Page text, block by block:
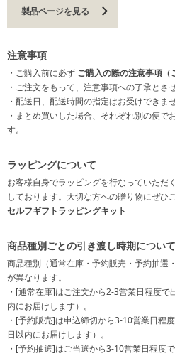
製品ページを見る
注意事項
・ご購入前に必ず ご購入の際の注意事項（
・ご注文をもって、注意事項への了承とさ
・配送日、配送時間の指定はお受けできませ
・まとめ買いした場合、それぞれ別の便で
す。
ラッピングについて
お客様自身でラッピングを行なっていただ
しております。大切な方への贈り物にぜひ
セルフギフトラッピングキット
商品種別ごとの引き渡し時期について
商品種別（通常在庫・予約販売・予約抽選
が異なります。
・[通常在庫]はご注文から2-3営業日程度
内にお届けします）。
・[予約販売]は申込締切から3-10営業日程
日以内にお届けします）。
・[予約抽選]はご当選から3-10営業日程度